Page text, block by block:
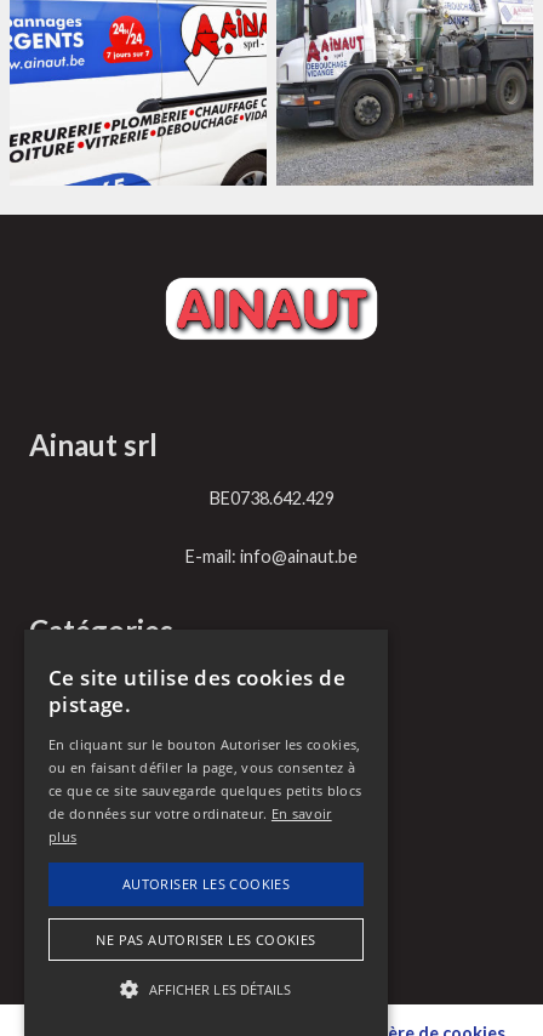
Ainaut srl
BE0738.642.429
E-mail: info@ainaut.be
Catégories
Chauffage
Plomberie
Vitrerie
Serrurerie
Débouchage
Appelez-nous
0466 90 11 85
Ce site utilise des cookies de
pistage.
En cliquant sur le bouton Autoriser les cookies,
ou en faisant défiler la page, vous consentez à
ce que ce site sauvegarde quelques petits blocs
de données sur votre ordinateur. En savoir
plus
AUTORISER LES COOKIES
NE PAS AUTORISER LES COOKIES
AFFICHER LES DÉTAILS